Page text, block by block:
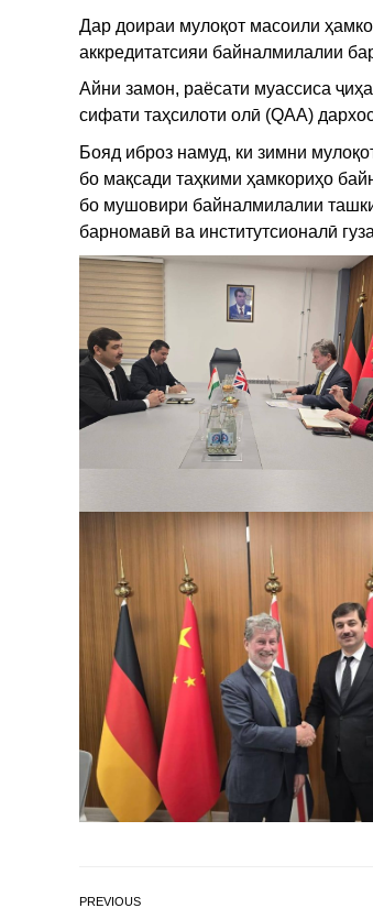
Дар доираи мулоқот масоили
аккредитатсияи байналмилалии
Айни замон, раёсати муассиса
сифати таҳсилоти олӣ (QAA)
Бояд иброз намуд, ки зимни
бо мақсади таҳкими ҳамкориҳо
бо мушовири байналмилалии
барномавӣ ва институтсионалӣ
PREVIOUS